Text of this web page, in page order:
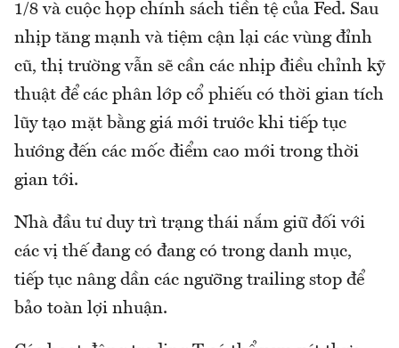
1/8 và cuộc họp chính sách tiền tệ của Fed. Sau
nhịp tăng mạnh và tiệm cận lại các vùng đỉnh
cũ, thị trường vẫn sẽ cần các nhịp điều chỉnh kỹ
thuật để các phân lớp cổ phiếu có thời gian tích
lũy tạo mặt bằng giá mới trước khi tiếp tục
hướng đến các mốc điểm cao mới trong thời
gian tới.
Nhà đầu tư duy trì trạng thái nắm giữ đối với
các vị thế đang có đang có trong danh mục,
tiếp tục nâng dần các ngưỡng trailing stop để
bảo toàn lợi nhuận.